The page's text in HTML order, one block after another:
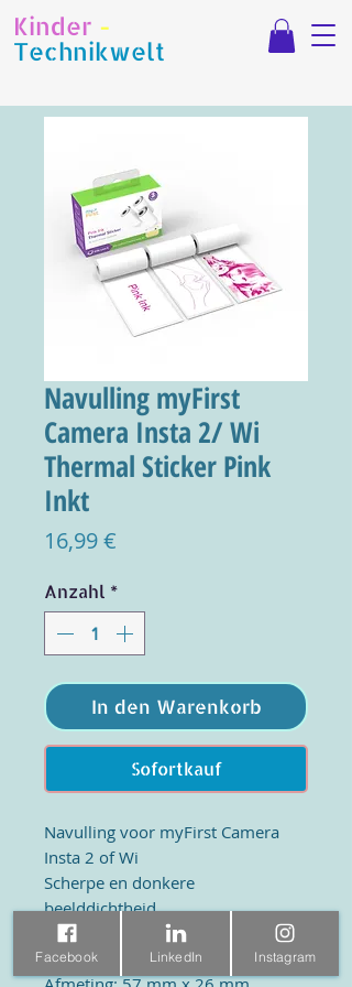
Kinder -
Technikwelt
Navulling myFirst
Camera Insta 2/ Wi
Thermal Sticker Pink
Inkt
16,99 €
Anzahl *
In den Warenkorb
Sofortkauf
Navulling voor myFirst Camera
Insta 2 of Wi
Scherpe en donkere
beelddichtheid.
10 jaar duurzaamheid van
afbeeldingen
Facebook LinkedIn Instagram